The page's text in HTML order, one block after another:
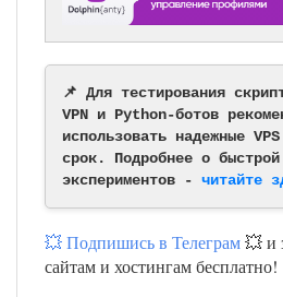
📌 Для тестирования
VPN и Python-ботов
использовать надежные
срок. Подробнее о
экспериментов - читайте
💥 Подпишись в Телеграм💥 и
сайтам и хостингам бесплатно!